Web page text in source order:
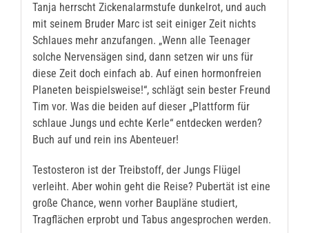
Tanja herrscht Zickenalarmstufe dunkelrot, und auch
mit seinem Bruder Marc ist seit einiger Zeit nichts
Schlaues mehr anzufangen. „Wenn alle Teenager
solche Nervensägen sind, dann setzen wir uns für
diese Zeit doch einfach ab. Auf einen hormonfreien
Planeten beispielsweise!“, schlägt sein bester Freund
Tim vor. Was die beiden auf dieser „Plattform für
schlaue Jungs und echte Kerle“ entdecken werden?
Buch auf und rein ins Abenteuer!
Testosteron ist der Treibstoff, der Jungs Flügel
verleiht. Aber wohin geht die Reise? Pubertät ist eine
große Chance, wenn vorher Baupläne studiert,
Tragflächen erprobt und Tabus angesprochen werden.